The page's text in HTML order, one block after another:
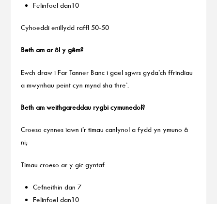
Felinfoel dan10
Cyhoeddi enillydd raffl 50-50
Beth am ar ôl y gêm?
Ewch draw i Far Tanner Banc i gael sgwrs gyda’ch ffrindiau
a mwynhau peint cyn mynd sha thre’.
Beth am weithgareddau rygbi cymunedol?
Croeso cynnes iawn i’r timau canlynol a fydd yn ymuno â
ni;
Timau croeso ar y gic gyntaf
Cefneithin dan 7
Felinfoel dan10